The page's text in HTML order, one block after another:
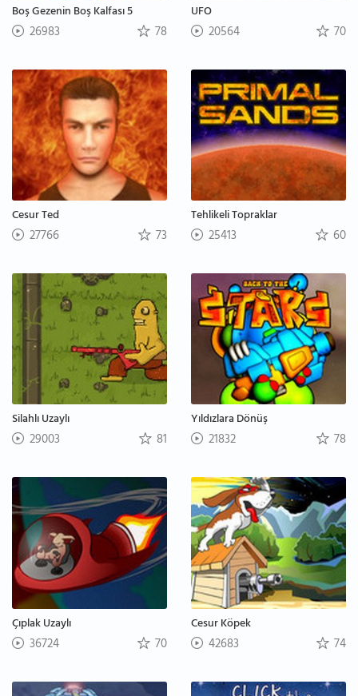
Boş Gezenin Boş Kalfası 5
26983 78
UFO
20564 70
Cesur Ted
27766 73
Tehlikeli Topraklar
25413 60
Silahlı Uzaylı
29003 81
Yıldızlara Dönüş
21832 78
Çıplak Uzaylı
36724 70
Cesur Köpek
42683 74